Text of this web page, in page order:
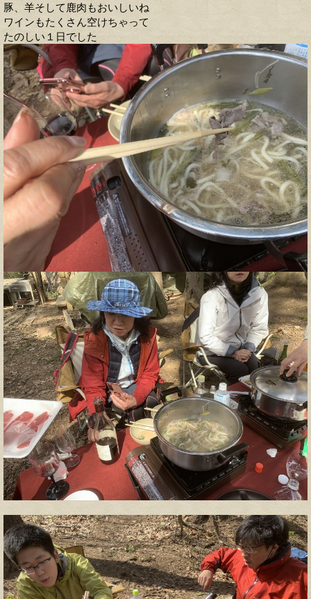
豚、羊そして鹿肉もおいしいね
ワインもたくさん空けちゃって
たのしい１日でした